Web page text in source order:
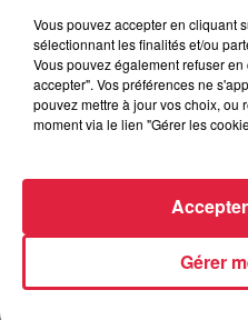
Dans la même
Thierry
Mann à
Fanny
Vous pouvez accepter en cliquant
sélectionnant les finalités et/ou
Vous pouvez également refuser
accepter". Vos préférences ne
pouvez mettre à jour vos choix, ou
moment via le lien "Gérer les
Gérer